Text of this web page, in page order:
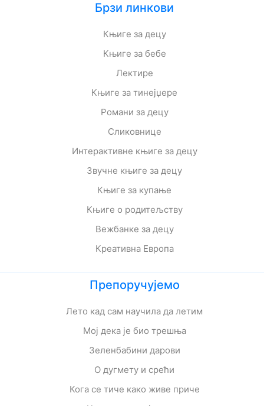
Брзи линкови
Књиге за децу
Књиге за бебе
Лектире
Књиге за тинејџере
Романи за децу
Сликовнице
Интерактивне књиге за децу
Звучне књиге за децу
Књиге за купање
Књиге о родитељству
Вежбанке за децу
Креативна Европа
Препоручујемо
Лето кад сам научила да летим
Мој дека је био трешња
Зеленбабини дарови
О дугмету и срећи
Кога се тиче како живе приче